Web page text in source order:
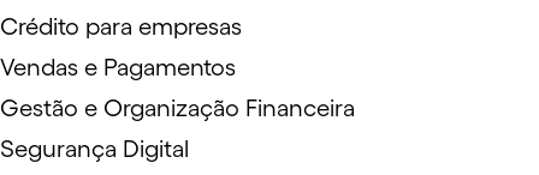
Crédito para empresas
Vendas e Pagamentos
Gestão e Organização Financeira
Segurança Digital